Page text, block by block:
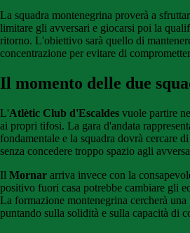
La squadra montenegrina proverà a
limitare gli avversari e giocarsi poi la
ritorno. L'obiettivo sarà quello di
concentrazione per evitare di
Il momento delle due
L'Atlètic Club d'Escaldes vuole partire
ai propri tifosi. La gara d'andata
fondamentale e la squadra dovrà cercare
senza concedere troppo spazio agli
Il Mornar arriva invece con la
positivo fuori casa potrebbe cambiare gli
La formazione montenegrina cercherà una
puntando sulla solidità e sulla capacità di